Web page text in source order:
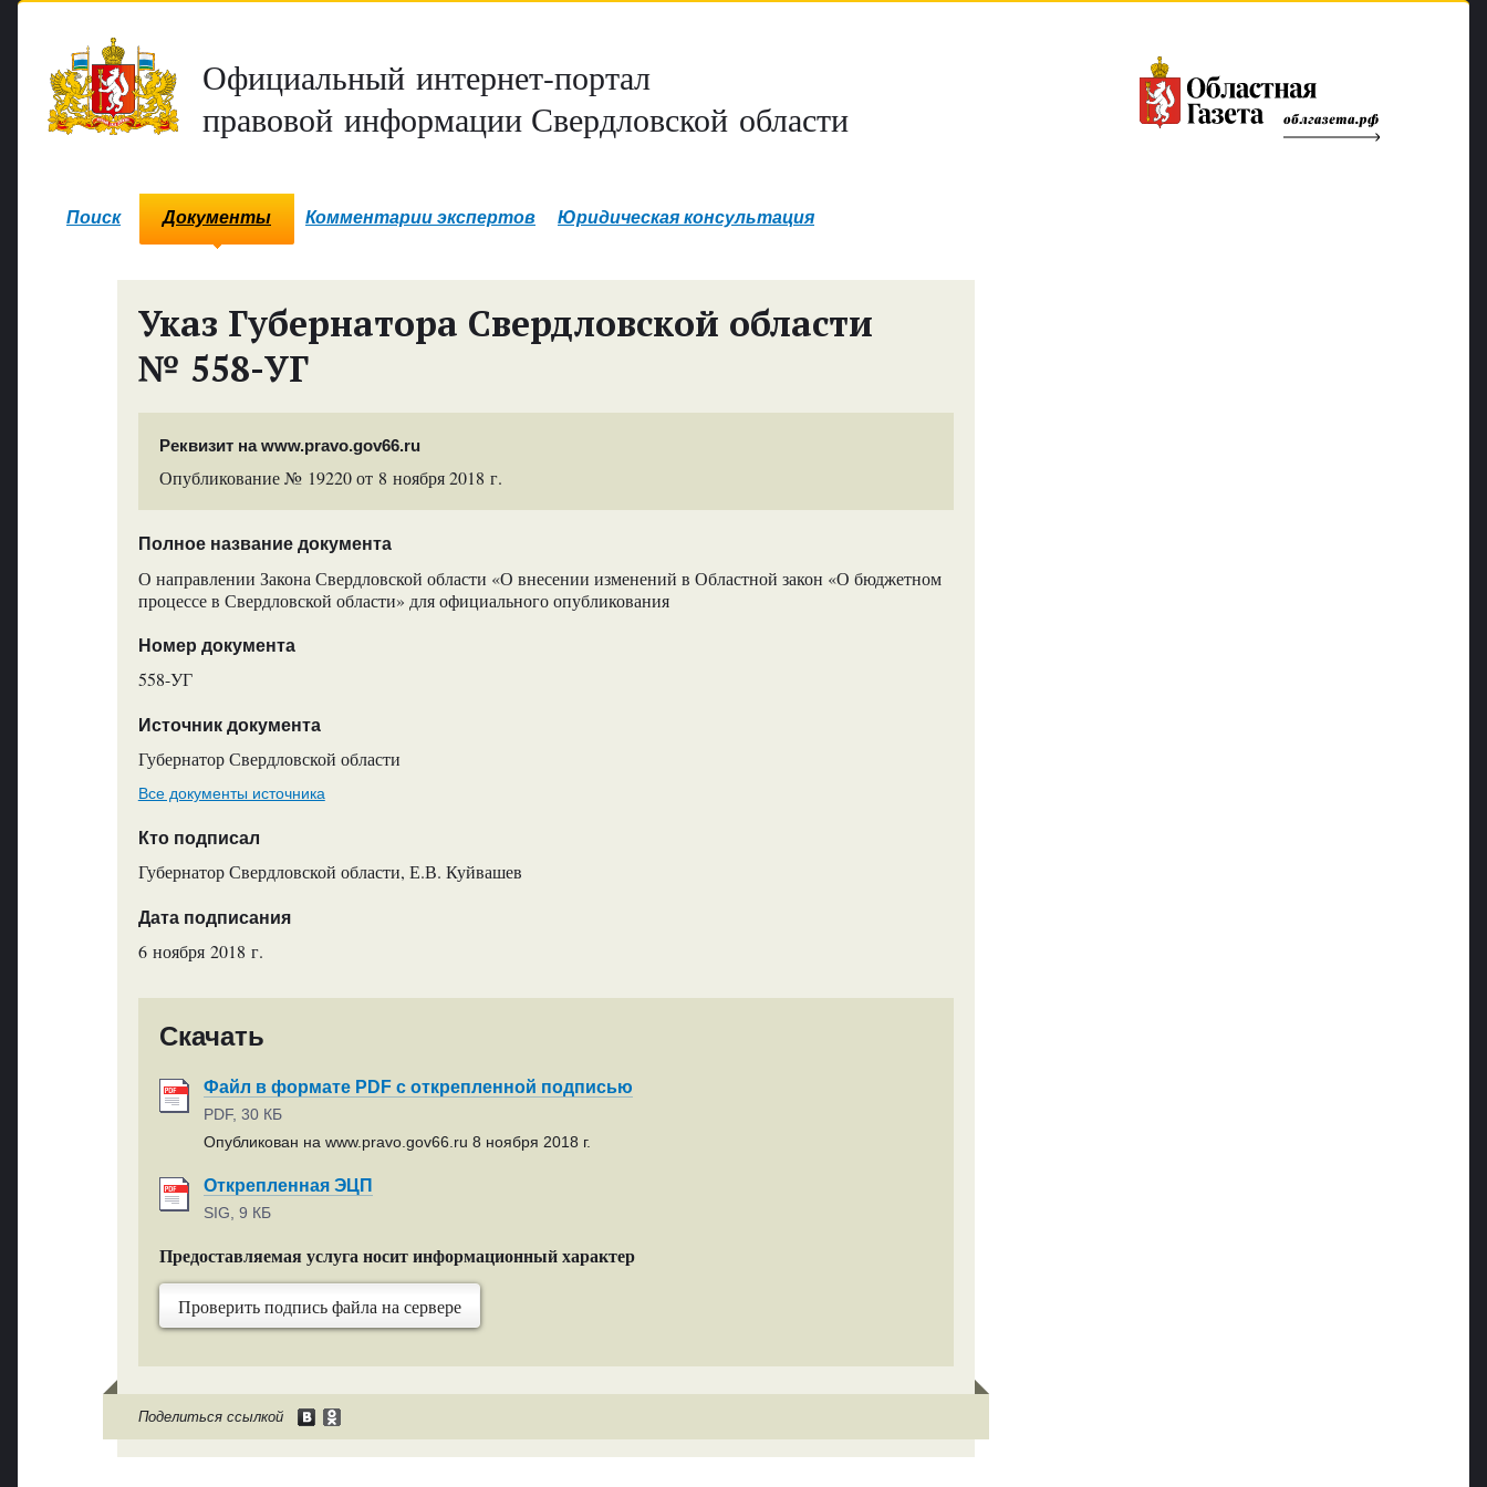
Официальный интернет-портал
правовой информации Свердловской области
Поиск Документы Комментарии экспертов Юридическая консультация
Указ Губернатора Свердловской области
№ 558-УГ
Реквизит на www.pravo.gov66.ru
Опубликование № 19220 от 8 ноября 2018 г.
Полное название документа
О направлении Закона Свердловской области «О внесении изменений в Областной закон «О бюджетном
процессе в Свердловской области» для официального опубликования
Номер документа
558-УГ
Источник документа
Губернатор Свердловской области
Все документы источника
Кто подписал
Губернатор Свердловской области, Е.В. Куйвашев
Дата подписания
6 ноября 2018 г.
Скачать
Файл в формате PDF с открепленной подписью
PDF, 30 КБ
Опубликован на www.pravo.gov66.ru 8 ноября 2018 г.
Открепленная ЭЦП
SIG, 9 КБ
Предоставляемая услуга носит информационный характер
Проверить подпись файла на сервере
Поделиться ссылкой